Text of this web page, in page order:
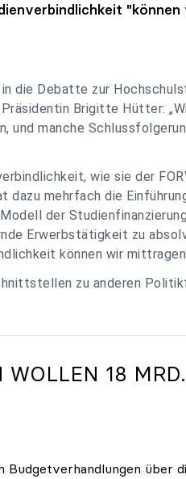
die Debatte zur
Brigitte Hütter:
und manche
wie sie der
dazu mehrfach die
der
Erwerbstätigkeit zu
können wir
zu anderen
WOLLEN 18
Budgetverhandlungen über